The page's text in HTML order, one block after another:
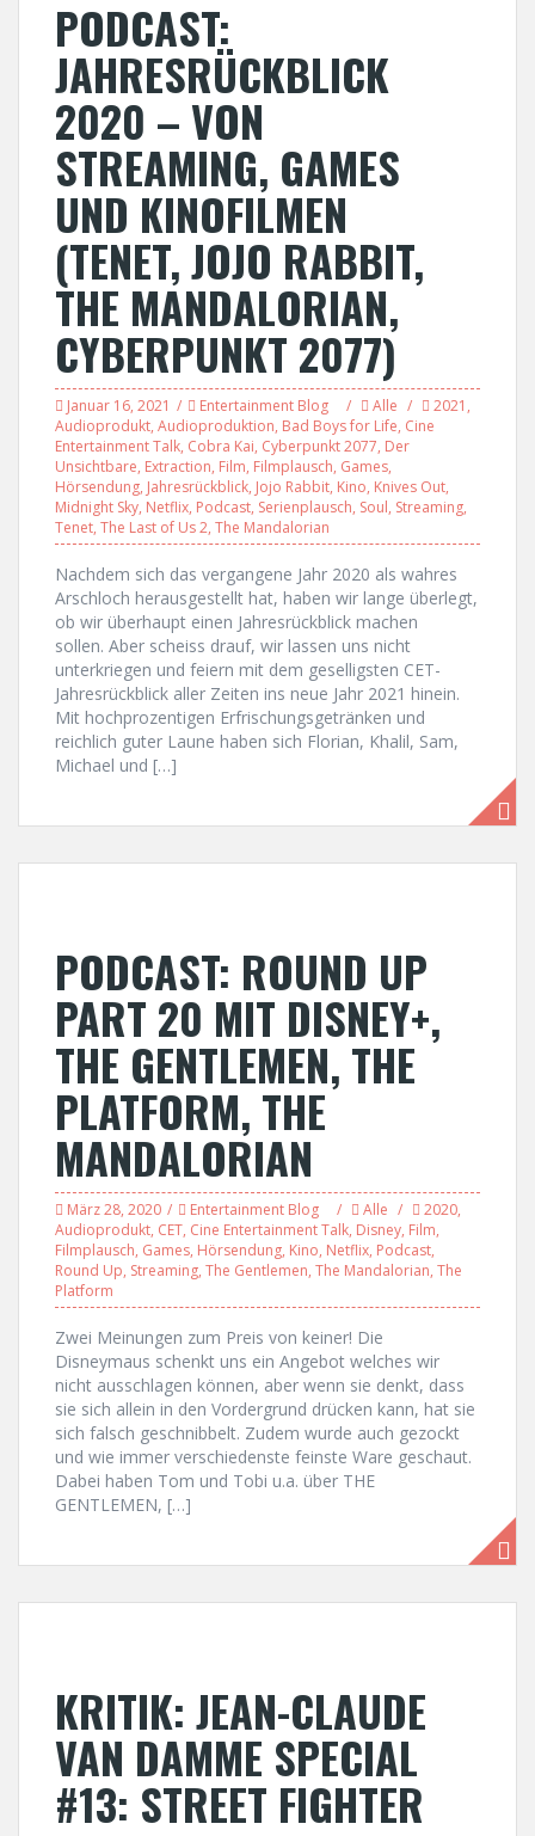
PODCAST:
JAHRESRÜCKBLICK
2020 – VON
STREAMING, GAMES
UND KINOFILMEN
(TENET, JOJO RABBIT,
THE MANDALORIAN,
CYBERPUNKT 2077)
Januar 16, 2021 Entertainment Blog Alle 2021 ,
Audioprodukt, Audioproduktion, Bad Boys for Life, Cine
Entertainment Talk, Cobra Kai, Cyberpunkt 2077, Der
Unsichtbare, Extraction, Film, Filmplausch, Games,
Hörsendung, Jahresrückblick, Jojo Rabbit, Kino, Knives Out,
Midnight Sky, Netflix, Podcast, Serienplausch, Soul, Streaming,
Tenet, The Last of Us 2, The Mandalorian
Nachdem sich das vergangene Jahr 2020 als wahres
Arschloch herausgestellt hat, haben wir lange überlegt,
ob wir überhaupt einen Jahresrückblick machen
sollen. Aber scheiss drauf, wir lassen uns nicht
unterkriegen und feiern mit dem geselligsten CET-
Jahresrückblick aller Zeiten ins neue Jahr 2021 hinein.
Mit hochprozentigen Erfrischungsgetränken und
reichlich guter Laune haben sich Florian, Khalil, Sam,
Michael und […]
PODCAST: ROUND UP
PART 20 MIT DISNEY+,
THE GENTLEMEN, THE
PLATFORM, THE
MANDALORIAN
März 28, 2020 Entertainment Blog Alle 2020,
Audioprodukt, CET, Cine Entertainment Talk, Disney, Film,
Filmplausch, Games, Hörsendung, Kino, Netflix, Podcast,
Round Up, Streaming, The Gentlemen, The Mandalorian, The
Platform
Zwei Meinungen zum Preis von keiner! Die
Disneymaus schenkt uns ein Angebot welches wir
nicht ausschlagen können, aber wenn sie denkt, dass
sie sich allein in den Vordergrund drücken kann, hat sie
sich falsch geschnibbelt. Zudem wurde auch gezockt
und wie immer verschiedenste feinste Ware geschaut.
Dabei haben Tom und Tobi u.a. über THE
GENTLEMEN, […]
KRITIK: JEAN-CLAUDE
VAN DAMME SPECIAL
#13: STREET FIGHTER